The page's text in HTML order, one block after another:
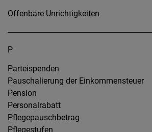
Offenbare Unrichtigkeiten
P
Parteispenden
Pauschalierung der Einkommensteuer
Pension
Personalrabatt
Pflegepauschbetrag
Pflegestufen